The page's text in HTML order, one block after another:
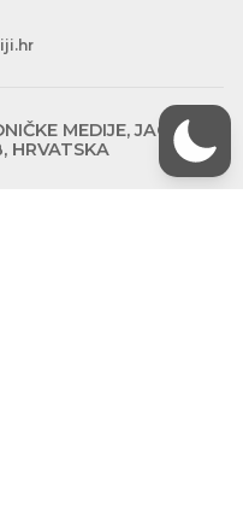
MEDIJE, JAGIĆEVA
HRVATSKA